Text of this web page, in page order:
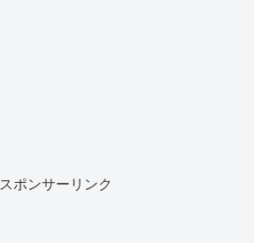
スポンサーリンク